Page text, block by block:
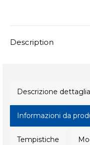
Description
Descrizione
Informazioni da
Tempistiche